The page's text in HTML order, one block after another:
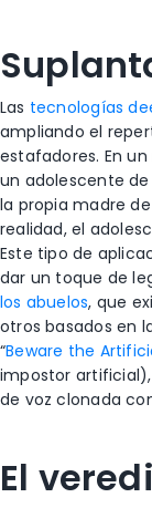
Las tecnologías
ampliando el
estafadores. En
un adolescente
la propia madre
realidad, el
Este tipo de
dar un toque de
los abuelos, que
otros basados en
“Beware the
impostor
de voz clonada
El